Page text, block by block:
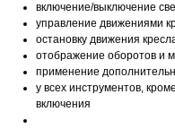
включение/выключение
управление движениями
остановку движения
отображение оборотов и
применение
у всех инструментов,
включения